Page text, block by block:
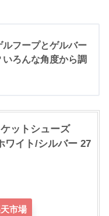
ルフープとゲルバー
ろんな角度から調
ットシューズ
ワイト/シルバー 27
市場